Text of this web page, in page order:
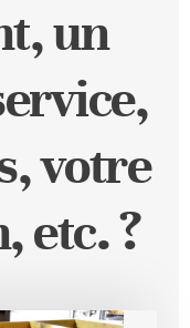
un
votre
etc. ?